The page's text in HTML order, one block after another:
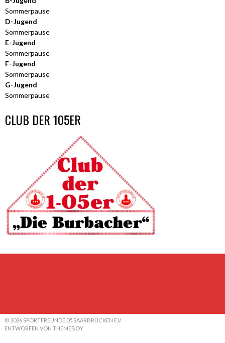
Sommerpause
D-Jugend
Sommerpause
E-Jugend
Sommerpause
F-Jugend
Sommerpause
G-Jugend
Sommerpause
CLUB DER 105ER
© 2026 SPORTFREUNDE 05 SAARBRÜCKEN E.V.
ENTWORFEN VON THEMEBOY